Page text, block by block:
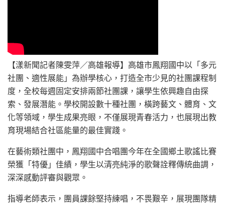
【漾新聞記者陳雯萍／高雄報導】高雄市鳳翔國中以「多元
社團、適性展能」為辦學核心，打造全市少見的社團課程制
度，全校每週固定安排兩節社團課，讓學生依興趣自由探
索、發展潛能。學校開設數十種社團，橫跨藝文、體育、文
化等領域，學生成果亮眼，不僅展現青春活力，也展現出教
育現場結合社區能量的最佳實踐。
在藝術類社團中，鳳翔國中合唱團今年在全國鄉土歌謠比賽
榮獲「特優」佳績，學生以清亮純淨的歌聲詮釋傳統曲調，
深深感動評審與觀眾。
指導老師表示，團員課餘堅持練唱，不畏艱辛，展現團隊精